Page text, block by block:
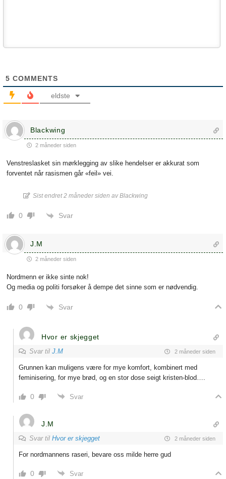
5 COMMENTS
eldste
Blackwing
2 måneder siden
Venstreslasket sin mørklegging av slike hendelser er akkurat som
forventet når rasismen går «feil» vei.
Sist endret 2 måneder siden av Blackwing
0 Svar
J.M
2 måneder siden
Nordmenn er ikke sinte nok!
Og media og politi forsøker å dempe det sinne som er nødvendig.
0 Svar
Hvor er skjegget
Svar til J.M 2 måneder siden
Grunnen kan muligens være for mye komfort, kombinert med
feminisering, for mye brød, og en stor dose seigt kristen-blod….
0 Svar
J.M
Svar til Hvor er skjegget 2 måneder siden
For nordmannens raseri, bevare oss milde herre gud
0 Svar